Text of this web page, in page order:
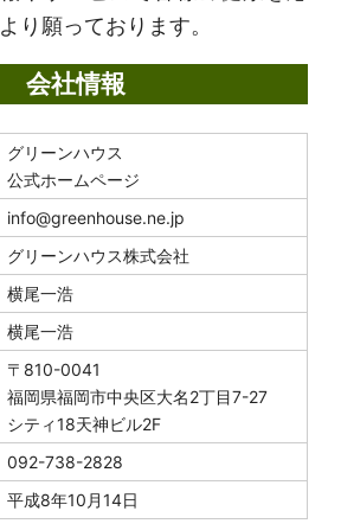
り願っております。
会社情報
グリーンハウス
公式ホームページ
info@greenhouse.ne.jp
グリーンハウス株式会社
横尾一浩
横尾一浩
〒810-0041
福岡県福岡市中央区大名2丁目7-27
シティ18天神ビル2F
092-738-2828
平成8年10月14日